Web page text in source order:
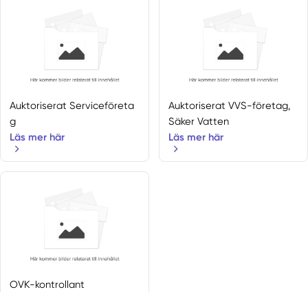
Auktoriserat Serviceföreta
g
Läs mer här
Auktoriserat VVS-företag,
Säker Vatten
Läs mer här
OVK-kontrollant